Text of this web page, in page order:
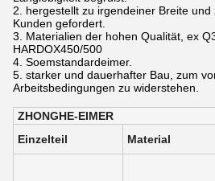
2. hergestellt zu irgendeiner Breite
Kunden gefordert.
3. Materialien der hohen Qualität, ex
HARDOX450/500
4. Soemstandardeimer.
5. starker und dauerhafter Bau, zum
Arbeitsbedingungen zu widerstehen.
ZHONGHE-EIMER
Einzelteil
Material